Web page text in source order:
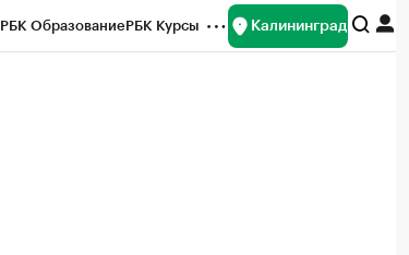
РБК ОбразованиеРБК Курсы Калининград